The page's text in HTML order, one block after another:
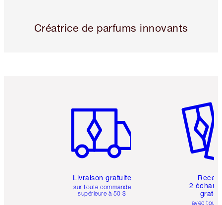
Créatrice de parfums innovants
Livraison gratuite
sur toute commande
supérieure à 50 $
2
avec